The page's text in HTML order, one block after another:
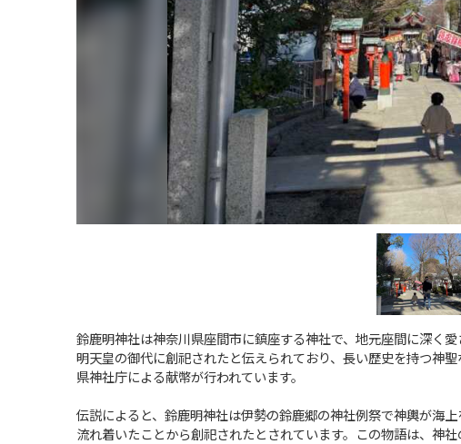
鈴鹿明神社は神奈川県座間市に鎮座する神社で、地元座間に深く
明天皇の御代に創祀されたと伝えられており、長い歴史を持つ神
県神社庁による献幣が行われています。
伝説によると、鈴鹿明神社は伊勢の鈴鹿郷の神社例祭で神輿が海
流れ着いたことから創祀されたとされています。この物語は、神社